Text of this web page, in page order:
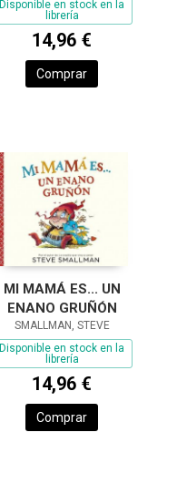
Disponible en stock en la
librería
14,96 €
Comprar
MI MAMÁ ES... UN
ENANO GRUÑÓN
SMALLMAN, STEVE
Disponible en stock en la
librería
14,96 €
Comprar